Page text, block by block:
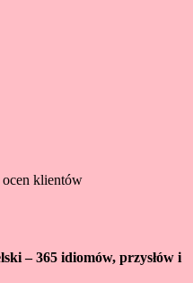
ocen klientów
– 365 idiomów, przysłów i